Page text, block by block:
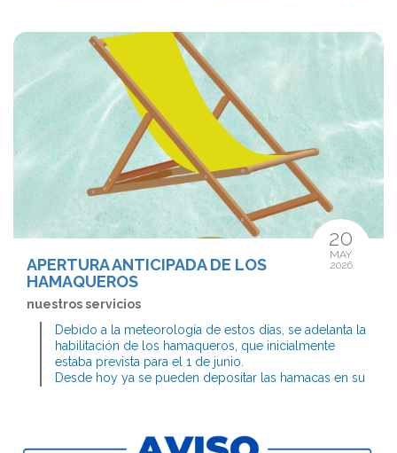
Asimismo, quedarán cerrados los vestuarios de la
piscina cubierta y solo estarán habilitados los baños
destinados a personas con movilidad reducida.
Agradecemos a todos los socios y socias vuestra
comprensión y colaboración.
APERTURA ANTICIPADA DE LOS
HAMAQUEROS
nuestros servicios
20
MAY
2026
Debido a la meteorología de estos días, se adelanta la
habilitación de los hamaqueros, que inicialmente
estaba prevista para el 1 de junio.
Desde hoy ya se pueden depositar las hamacas en su
libre para otras personas usuarias.